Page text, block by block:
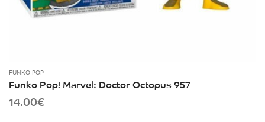
FUNKO POP
Funko Pop! Marvel: Doctor Octopus 957
14.00€